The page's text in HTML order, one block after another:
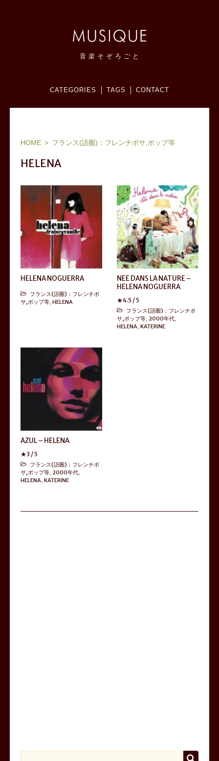
音 楽 そ ぞ ろ ご と
CATEGORIES TAGS CONTACT
HOME フランス(語圏)：フレンチボサ,ポップ等
HELENA
HELENA NOGUERRA
フランス(語圏)：フレンチボ
サ,ポップ等 ,HELENA
NEE DANS LA NATURE –
HELENA NOGUERRA
★4.5 / 5
フランス(語圏)：フレンチボ
サ,ポップ等, 2000年代,
HELENA KATERINE
AZUL – HELENA
★3 / 5
フランス(語圏)：フレンチボ
サ,ポップ等 2000年代
HELENA ,KATERINE